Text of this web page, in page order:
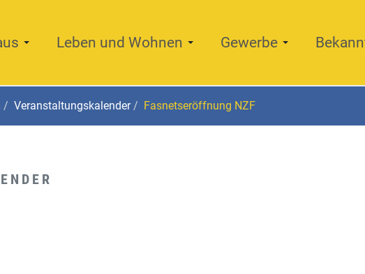
Leben und Wohnen Gewerbe
Veranstaltungskalender Fasnetseröffnung NZF